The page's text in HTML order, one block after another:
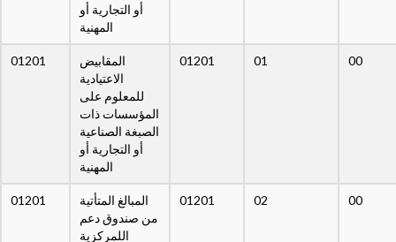
أو التجارية أو
المهنية
01201
المقابيض
الاعتيادية
للمعلوم على
المؤسسات ذات
الصبغة الصناعية
أو التجارية أو
المهنية
01201 01 00
01201
المبالغ المتأتية
من صندوق دعم
اللمركزية
01201 02 00